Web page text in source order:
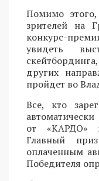
Помимо этого,
зрителей на
конкурс-
увидеть
других
пройдет во
Все, кто
от «КАРДО»
Главный
оплаченным
Победителя